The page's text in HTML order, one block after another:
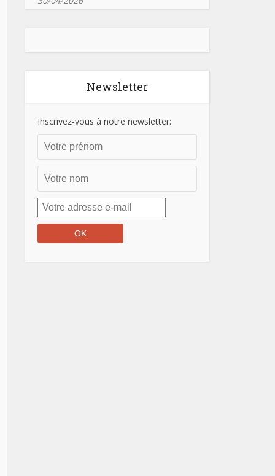
Newsletter
Inscrivez-vous à notre newsletter: